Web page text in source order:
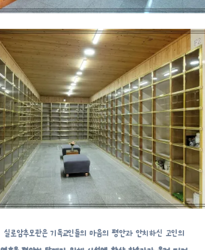
실로암추모관은 기독교인들의 마음의 평안과 안치하신 고인의